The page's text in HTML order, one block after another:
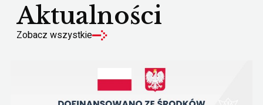
Aktualności
Zobacz wszystkie